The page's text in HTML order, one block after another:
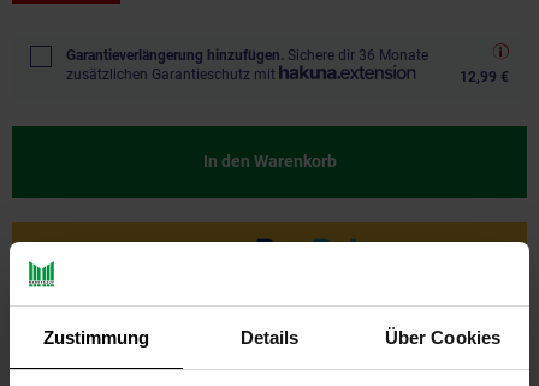
Zustimmung Details Über Cookies
Garantieverlängerung hinzufügen. Sichere dir 36 Monate
zusätzlichen Garantieschutz mit
12,99 €
In den Warenkorb
Ja, ich möchte ein Altgerät abgeben.